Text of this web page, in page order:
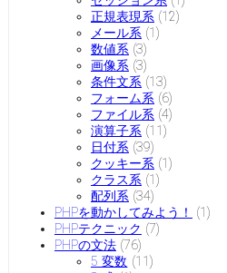
正規表現系 (12)
メール系 (1)
数値系 (3)
画像系 (3)
条件文系 (13)
フォーム系 (6)
ファイル系 (4)
演算子系 (11)
日付系 (39)
クッキー系 (1)
クラス系 (1)
配列系 (34)
PHPを動かしてみよう！
(1)
PHPテクニック (7)
PHPの文法(76)
5 変数 (11)